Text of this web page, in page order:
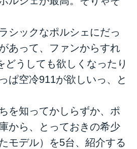
シックなポルシェにだっ
あって、ファンからすれ
どうしても欲しくなったり
ぱ空冷911が欲しいっ、と
を知ってかしらずか、ポ
から、とっておきの希少
モデル）を5台、紹介する